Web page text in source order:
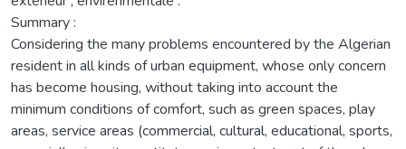
Summary :
Considering the many problems encountered by the Algerian
resident in all kinds of urban equipment, whose only concern
has become housing, without taking into account the
minimum conditions of comfort, such as green spaces, play
areas, service areas (commercial, cultural, educational, sports,